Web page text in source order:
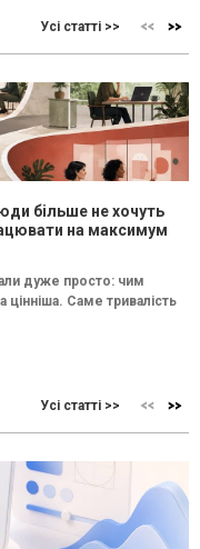
Усі статті >>
більше не хочуть
на максимум
дуже просто: чим
Саме тривалість
Усі статті >>